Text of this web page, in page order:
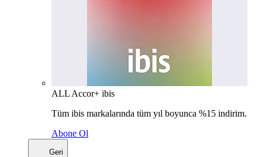
ALL Accor+ ibis
Tüm ibis markalarında tüm yıl boyunca %15 indirim.
Abone Ol
Geri